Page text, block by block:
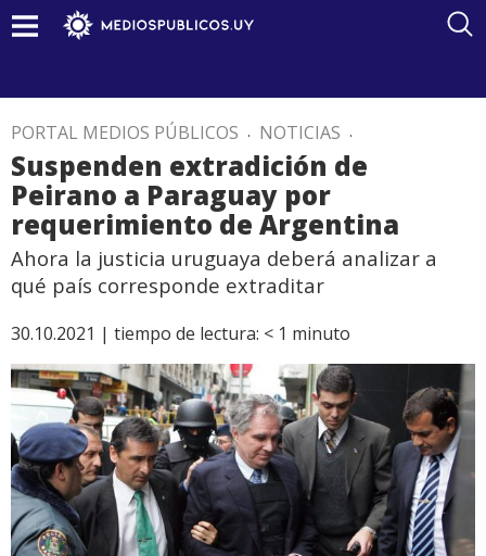
PORTAL MEDIOS PÚBLICOS . NOTICIAS .
Suspenden extradición de
Peirano a Paraguay por
requerimiento de Argentina
Ahora la justicia uruguaya deberá analizar a
qué país corresponde extraditar
30.10.2021 | tiempo de lectura: < 1 minuto